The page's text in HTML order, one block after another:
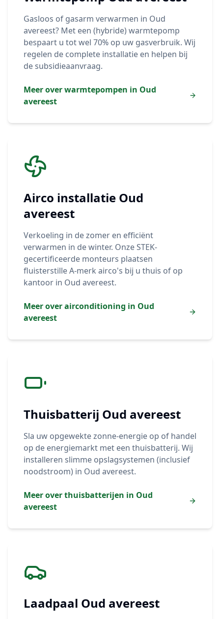
Gasloos of gasarm verwarmen in Oud
avereest? Met een (hybride) warmtepomp
bespaart u tot wel 70% op uw gasverbruik. Wij
regelen de complete installatie en helpen bij
de subsidieaanvraag.
Meer over warmtepompen in Oud
avereest
Airco installatie Oud
avereest
Verkoeling in de zomer en efficiënt
verwarmen in de winter. Onze STEK-
gecertificeerde monteurs plaatsen
fluisterstille A-merk airco's bij u thuis of op
kantoor in Oud avereest.
Meer over airconditioning in Oud
avereest
Thuisbatterij Oud avereest
Sla uw opgewekte zonne-energie op of handel
op de energiemarkt met een thuisbatterij. Wij
installeren slimme opslagsystemen (inclusief
noodstroom) in Oud avereest.
Meer over thuisbatterijen in Oud
avereest
Laadpaal Oud avereest